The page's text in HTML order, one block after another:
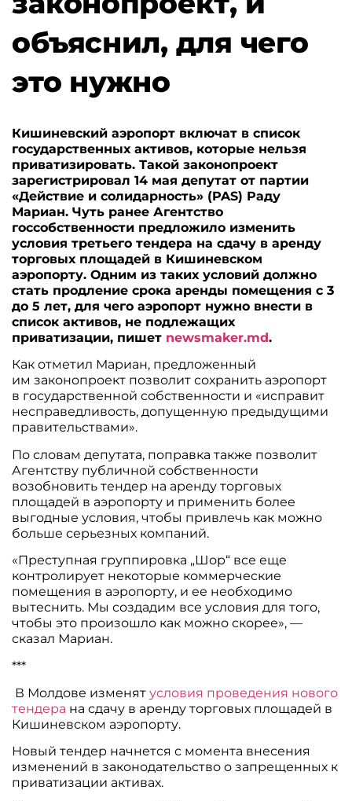
объяснил, для чего
это нужно
Кишиневский аэропорт включат в список
государственных активов, которые нельзя
приватизировать. Такой законопроект
зарегистрировал 14 мая депутат от партии
«Действие и солидарность» (PAS) Раду
Мариан. Чуть ранее Агентство
госсобственности предложило изменить
условия третьего тендера на сдачу в аренду
торговых площадей в Кишиневском
аэропорту. Одним из таких условий должно
стать продление срока аренды помещения с 3
до 5 лет, для чего аэропорт нужно внести в
список активов, не подлежащих
приватизации, пишет newsmaker.md.
Как отметил Мариан, предложенный
им законопроект позволит сохранить аэропорт
в государственной собственности и «исправит
несправедливость, допущенную предыдущими
правительствами».
По словам депутата, поправка также позволит
Агентству публичной собственности
возобновить тендер на аренду торговых
площадей в аэропорту и применить более
выгодные условия, чтобы привлечь как можно
больше серьезных компаний.
«Преступная группировка „Шор“ все еще
контролирует некоторые коммерческие
помещения в аэропорту, и ее необходимо
вытеснить. Мы создадим все условия для того,
чтобы это произошло как можно скорее», —
сказал Мариан.
***
В Молдове изменятусловия проведения нового
тендера на сдачу в аренду торговых площадей в
Кишиневском аэропорту.
Новый тендер начнется с момента внесения
изменений в законодательство о запрещенных к
приватизации активах.